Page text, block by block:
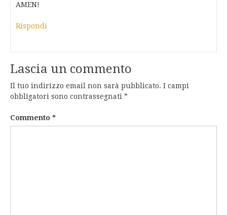
AMEN!
Rispondi
Lascia un commento
Il tuo indirizzo email non sarà pubblicato. I campi
obbligatori sono contrassegnati *
Commento *